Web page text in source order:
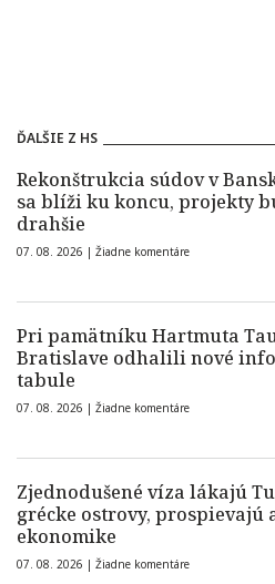
ĎALŠIE Z HS
Rekonštrukcia súdov v
sa blíži ku koncu, projekty
drahšie
07. 08. 2026 | Žiadne komentáre
Pri pamätníku Hartmuta
Bratislave odhalili nové
tabule
07. 08. 2026 | Žiadne komentáre
Zjednodušené víza lákajú
grécke ostrovy, prospievajú
ekonomike
07. 08. 2026 | Žiadne komentáre